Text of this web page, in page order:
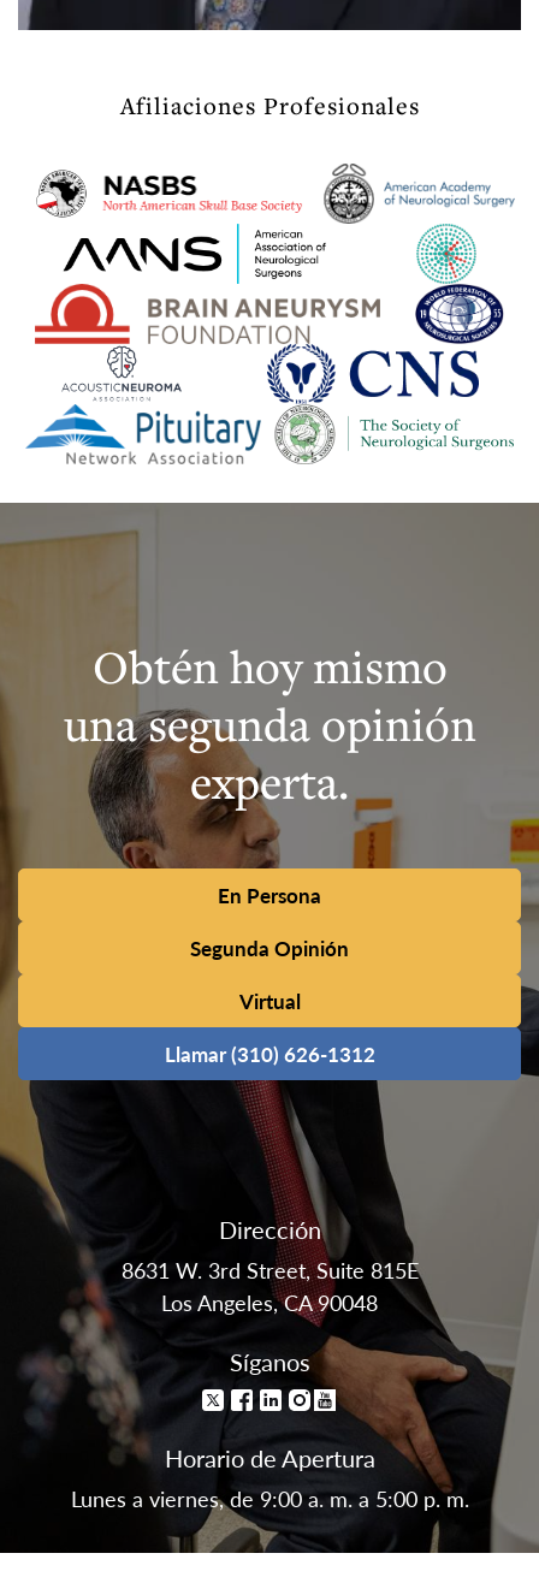
Afiliaciones Profesionales
Obtén hoy mismo
una segunda opinión
experta.
En Persona
Segunda Opinión
Virtual
Llamar (310) 626-1312
Dirección
8631 W. 3rd Street, Suite 815E
Los Angeles, CA 90048
Síganos
Horario de Apertura
Lunes a viernes, de 9:00 a. m. a 5:00 p. m.